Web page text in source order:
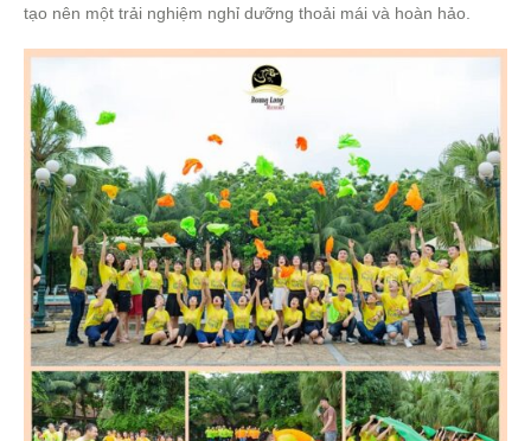
tạo nên một trải nghiệm nghỉ dưỡng thoải mái và hoàn hảo.